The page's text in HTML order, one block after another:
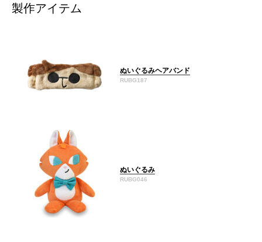
製作アイテム
ぬいぐるみヘアバンド
RUBG187
ぬいぐるみ
RUBG046